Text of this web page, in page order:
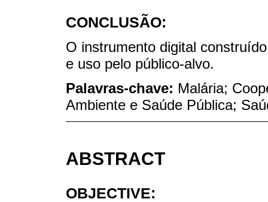
CONCLUSÃO:
O instrumento digital
e uso pelo público-alvo.
Palavras-chave: Malária;
Ambiente e Saúde Pública;
ABSTRACT
OBJECTIVE: